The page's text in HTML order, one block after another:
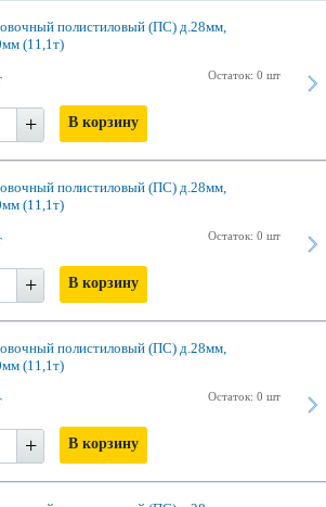
полистиловый (ПС) д.28мм,
(11,1т)
Остаток: 0 шт
+ В корзину
полистиловый (ПС) д.28мм,
(11,1т)
Остаток: 0 шт
+ В корзину
полистиловый (ПС) д.28мм,
(11,1т)
Остаток: 0 шт
+ В корзину